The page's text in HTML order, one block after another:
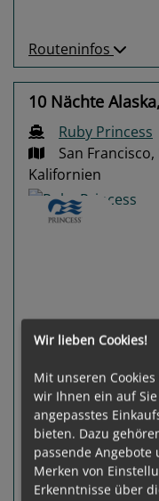
Routeninfos
10 Nächte
Ruby Princess
San
Kalifornien
Previous
Gewählter Termin:
11.08.2026 -
Wir lieben Cookies!
Mit unseren
wir Ihnen ein auf Sie
angepasstes
bieten. Dazu
passende Angebote
Merken von
Erkenntnisse über